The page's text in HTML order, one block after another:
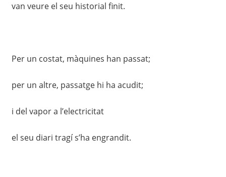
van veure el seu historial finit.
Per un costat, màquines han passat;
per un altre, passatge hi ha acudit;
i del vapor a l’electricitat
el seu diari tragí s’ha engrandit.